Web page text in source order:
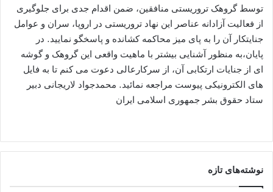
توسط گروهک تروریستی منافقین، ضمن اقدام جدی برای جلوگیری
از فعالیت آزادانه عناصر این نهاد تروریستی در اروپا، سران و عوامل
جنایتکار آن را به پای میز محاکمه کشانده و پاسخگو نمایید. در
پایان،به منظور آشنایی بیشتر با ماهیت واقعی این گروهک و گوشه
ای از جنایات ارتکابی آن، از سرکارعالی دعوت می کنم تا به فایل
های الکترونیکی پیوست مراجعه نمائید. محمدجواد لاریجانی دبیر
ستاد حقوق بشر جمهوری اسلامی ایران
نوشته‌های تازه